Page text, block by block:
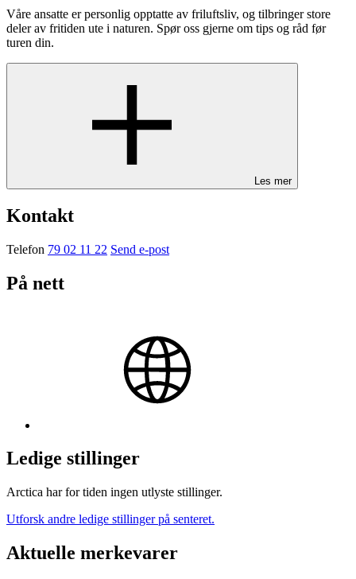
Våre ansatte er personlig opptatte av friluftsliv, og tilbringer store
deler av fritiden ute i naturen. Spør oss gjerne om tips og råd før
turen din.
Les mer
Kontakt
Telefon 79 02 11 22 Send e-post
På nett
Ledige stillinger
Arctica har for tiden ingen utlyste stillinger.
Utforsk andre ledige stillinger på senteret.
Aktuelle merkevarer